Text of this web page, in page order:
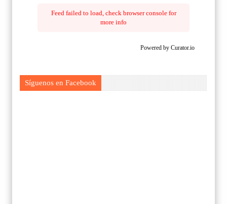
Feed failed to load, check browser console for
more info
Powered by Curator.io
Síguenos en Facebook